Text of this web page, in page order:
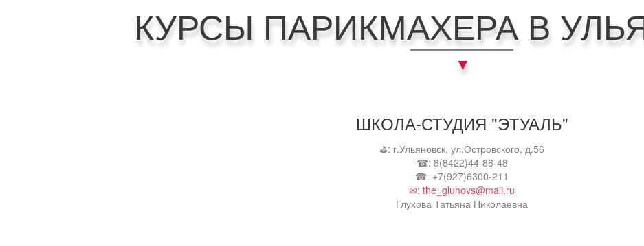
КУРСЫ ПАРИКМАХЕРА В
ШКОЛА-СТУДИЯ "ЭТУАЛЬ"
⛳: г.Ульяновск, ул.Островского, д.56
☎: 8(8422)44-88-48
☎: +7(927)6300-211
✉: the_gluhovs@mail.ru
Глухова Татьяна Николаевна